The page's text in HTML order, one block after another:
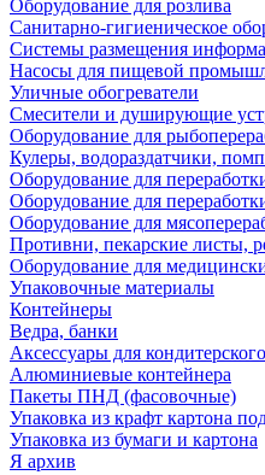
Оборудование для розлива
Санитарно-гигиеническое
Системы размещения
Насосы для пищевой
Уличные обогреватели
Смесители и душирующие
Оборудование для
Кулеры, водораздатчики,
Оборудование для
Оборудование для
Оборудование для
Противни, пекарские листы,
Оборудование для
Упаковочные материалы
Контейнеры
Ведра, банки
Аксессуары для
Алюминиевые контейнера
Пакеты ПНД (фасовочные)
Упаковка из крафт картона
Упаковка из бумаги и картона
Я архив